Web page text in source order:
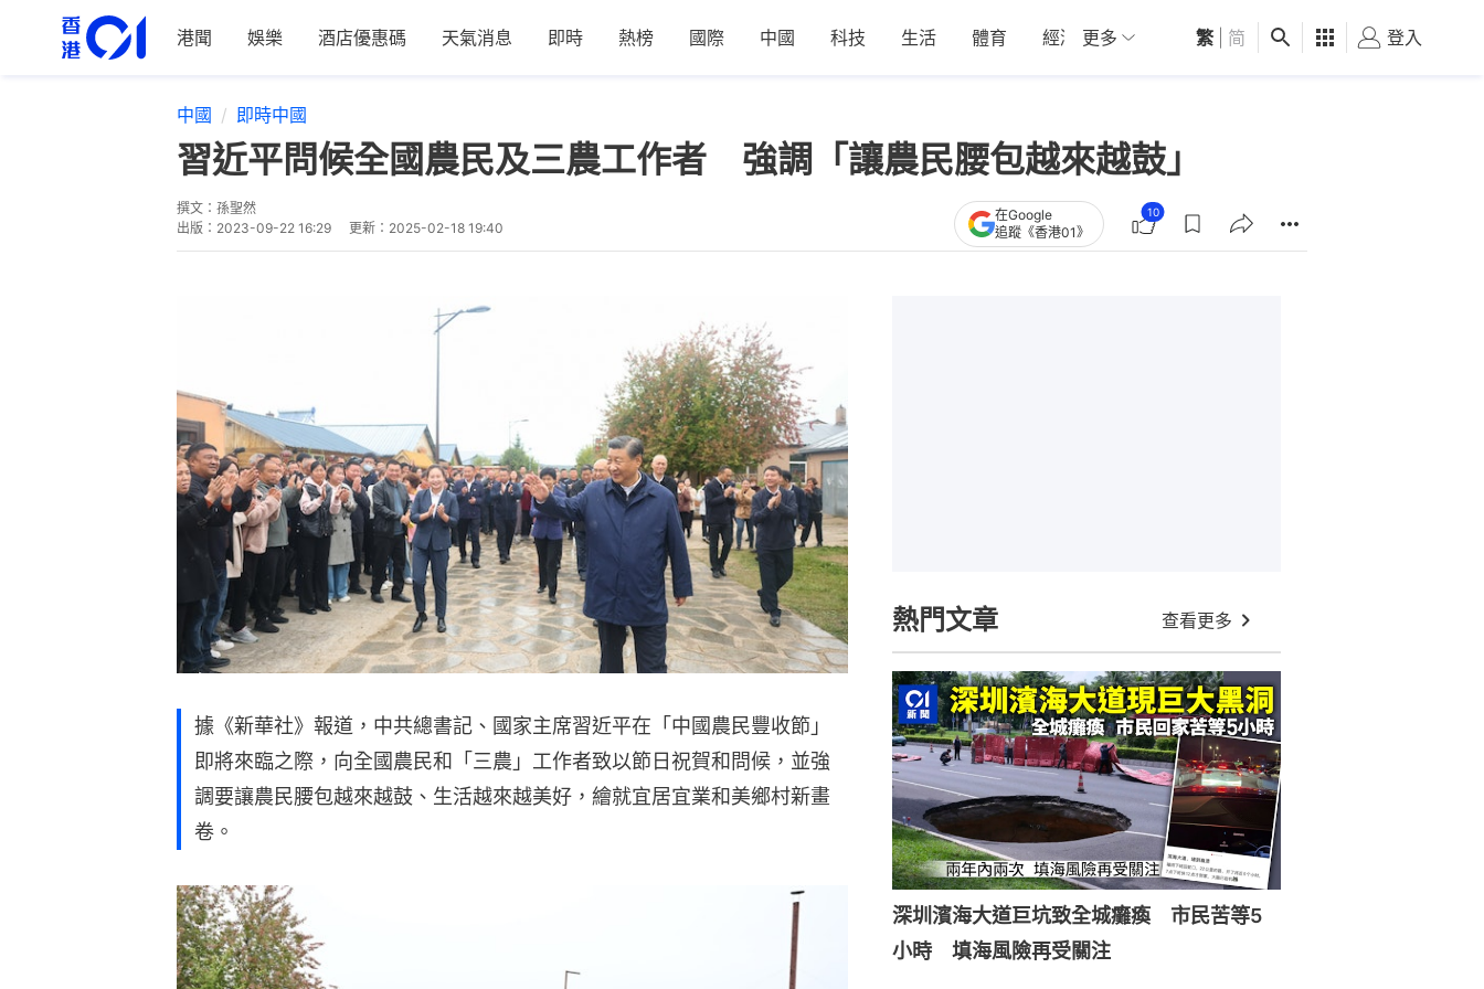
港聞 娛樂 酒店優惠碼 天氣消息 即時 熱榜 國際 中國 科技 生活 體育 經濟 01深圳 觀點 健康 好食玩飛
更多 繁 简 登入
中國 即時中國
習近平問候全國農民及三農工作者 強調「讓農民腰包越來越鼓」
撰文： 孫聖然
出版： 2023-09-22 16:29 更新： 2025-02-18 19:40
在Google
追蹤《香港01》
10
據《新華社》報道，中共總書記、國家主席習近平在「中國農民豐收節」
即將來臨之際，向全國農民和「三農」工作者致以節日祝賀和問候，並強
調要讓農民腰包越來越鼓、生活越來越美好，繪就宜居宜業和美鄉村新畫
卷。
熱門文章 查看更多
深圳濱海大道巨坑致全城癱瘓 市民苦等5
小時 填海風險再受關注